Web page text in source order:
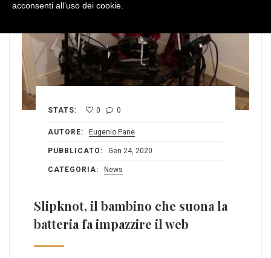
STATS: 0 0
AUTORE: Eugenio Pane
PUBBLICATO: Gen 24, 2020
CATEGORIA: News
Slipknot, il bambino che suona la
batteria fa impazzire il web
acconsenti all’uso dei cookie.